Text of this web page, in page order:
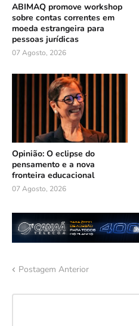
ABIMAQ promove workshop
sobre contas correntes em
moeda estrangeira para
pessoas jurídicas
07 Agosto, 2026
Opinião: O eclipse do
pensamento e a nova
fronteira educacional
07 Agosto, 2026
Postagem Anterior